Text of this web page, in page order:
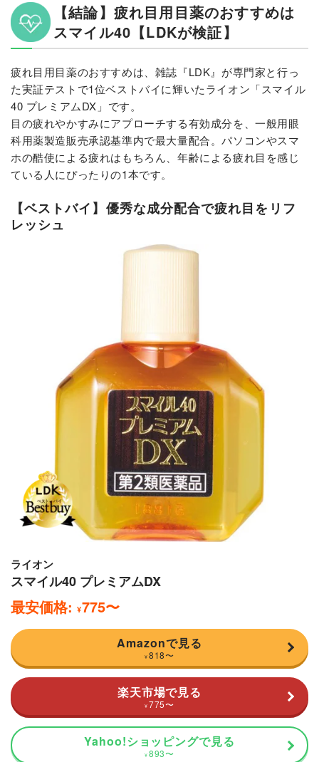
【結論】疲れ目用目薬のおすすめは
スマイル40【LDKが検証】
疲れ目用目薬のおすすめは、雑誌『LDK』が専門家と行っ
た実証テストで1位ベストバイに輝いたライオン「スマイル
40 プレミアムDX」です。
目の疲れやかすみにアプローチする有効成分を、一般用眼
科用薬製造販売承認基準内で最大量配合。パソコンやスマ
ホの酷使による疲れはもちろん、年齢による疲れ目を感じ
ている人にぴったりの1本です。
【ベストバイ】優秀な成分配合で疲れ目をリフ
レッシュ
ライオン
スマイル40 プレミアムDX
最安価格: ¥775〜
Amazonで見る
¥ 818〜
楽天市場で見る
¥ 775〜
Yahoo!ショッピングで見る
¥ 893〜